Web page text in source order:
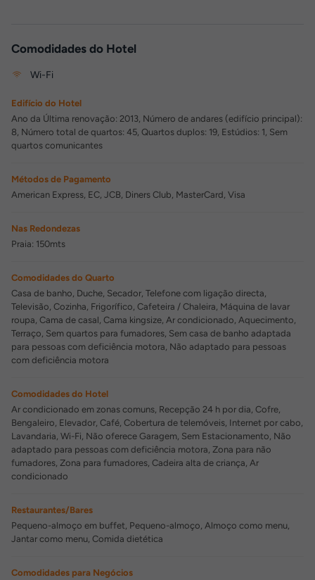
Comodidades do Hotel
Wi-Fi
Edifício do Hotel
Ano da Última renovação: 2013, Número de andares (edifício principal):
8, Número total de quartos: 45, Quartos duplos: 19, Estúdios: 1, Sem
quartos comunicantes
Métodos de Pagamento
American Express, EC, JCB, Diners Club, MasterCard, Visa
Nas Redondezas
Praia: 150mts
Comodidades do Quarto
Casa de banho, Duche, Secador, Telefone com ligação directa,
Televisão, Cozinha, Frigorífico, Cafeteira / Chaleira, Máquina de lavar
roupa, Cama de casal, Cama kingsize, Ar condicionado, Aquecimento,
Terraço, Sem quartos para fumadores, Sem casa de banho adaptada
para pessoas com deficiência motora, Não adaptado para pessoas
com deficiência motora
Comodidades do Hotel
Ar condicionado em zonas comuns, Recepção 24 h por dia, Cofre,
Bengaleiro, Elevador, Café, Cobertura de telemóveis, Internet por cabo,
Lavandaria, Wi-Fi, Não oferece Garagem, Sem Estacionamento, Não
adaptado para pessoas com deficiência motora, Zona para não
fumadores, Zona para fumadores, Cadeira alta de criança, Ar
condicionado
Restaurantes/Bares
Pequeno-almoço em buffet, Pequeno-almoço, Almoço como menu,
Jantar como menu, Comida dietética
Comodidades para Negócios